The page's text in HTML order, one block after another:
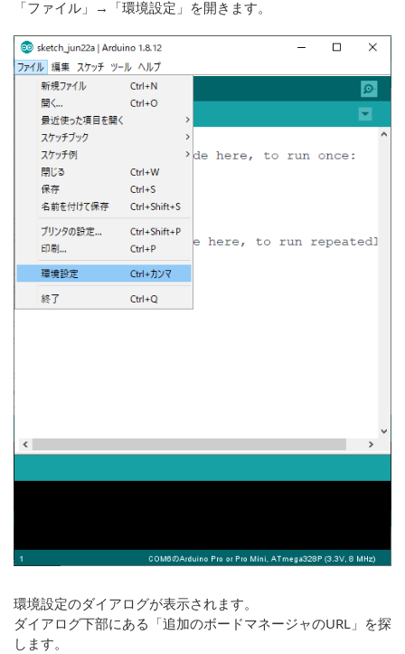
「ファイル」→「環境設定」を開きます。
環境設定のダイアログが表示されます。
ダイアログ下部にある「追加のボードマネージャのURL」を探
します。